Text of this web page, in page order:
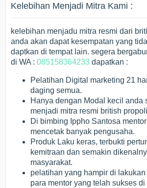
Kelebihan Menjadi Mitra Kami :
kelebihan menjadu mitra resmi dari
anda akan dapat kesempatan yang
daptkan di tempat lain. segera
di WA :085158364233 dapatkan :
Pelatihan Digital marketing 21
daging semua.
Hanya dengan Modal kecil anda
menjadi mitra resmi british
Di bimbing Ippho Santosa
mencetak banyak pengusaha.
Produk Laku keras, terbukti
kemitraan dan semakin
masyarakat.
pelatihan yang hampir di
para mentor yang telah sukses di